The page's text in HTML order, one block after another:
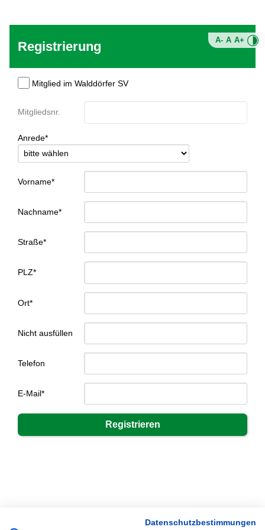
A- A A+
Registrierung
Mitglied im Walddörfer SV
Mitgliedsnr.
Anrede*
Vorname*
Nachname*
Straße*
PLZ*
Ort*
Nicht ausfüllen
Telefon
E-Mail*
Datenschutzbestimmungen